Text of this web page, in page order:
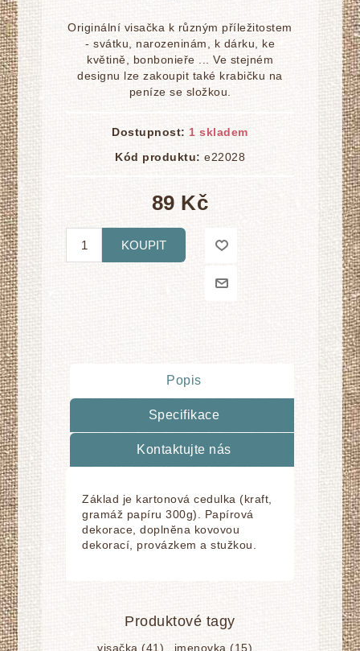
Originální visačka k různým příležitostem
- svátku, narozeninám, k dárku, ke
květině, bonbonieře ... Ve stejném
designu lze zakoupit také krabičku na
peníze se složkou.
Dostupnost: 1 skladem
Kód produktu: e22028
89 Kč
KOUPIT
Popis
Specifikace
Kontaktujte nás
Základ je kartonová cedulka (kraft,
gramáž papíru 300g). Papírová
dekorace, doplnĕna kovovou
dekorací, provázkem a stužkou.
Produktové tagy
visačka (41) jmenovka (15)